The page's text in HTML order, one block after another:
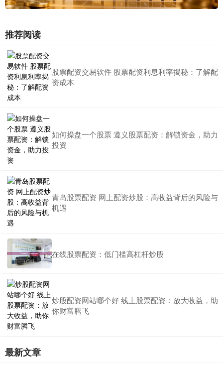
推荐阅读
股票配资交易软件 股票配资利息利率揭秘：了解配
资成本
如何操盘一个股票 遵义股票配资：解锁资金，助力
投资
青岛股票配资 网上配资炒股：高收益背后的风险与
机遇
在线股票配资：低门槛高杠杆炒股
炒股配资网站哪个好 线上股票配资：放大收益，助
你财富腾飞
最新文章